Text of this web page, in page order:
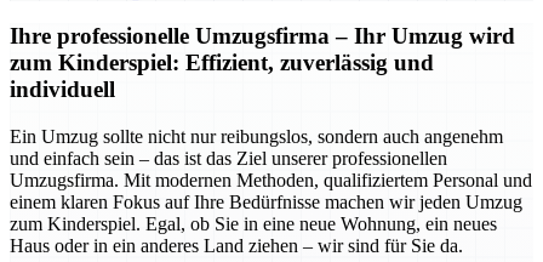
Ihre professionelle Umzugsfirma – Ihr Umzug wird
zum Kinderspiel: Effizient, zuverlässig und
individuell
Ein Umzug sollte nicht nur reibungslos, sondern auch angenehm
und einfach sein – das ist das Ziel unserer professionellen
Umzugsfirma. Mit modernen Methoden, qualifiziertem Personal und
einem klaren Fokus auf Ihre Bedürfnisse machen wir jeden Umzug
zum Kinderspiel. Egal, ob Sie in eine neue Wohnung, ein neues
Haus oder in ein anderes Land ziehen – wir sind für Sie da.